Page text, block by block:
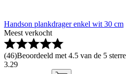
Handson plankdrager enkel wit 30 cm
Meest verkocht
(46)Beoordeeld met 4.5 van de 5
3.29